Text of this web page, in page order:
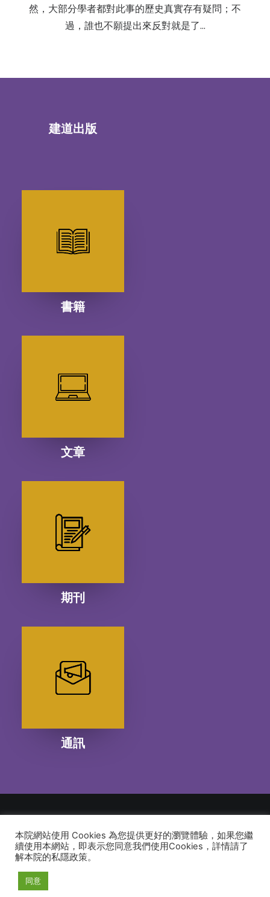
然，大部分學者都對此事的歷史真實存有疑問；不
過，誰也不願提出來反對就是了…
建道出版
書籍
文章
期刊
通訊
© 2026 建道神學院Alliance Bible Seminary. All rights reserved
本院網站使用 Cookies 為您提供更好的瀏覽體驗，如果您繼
續使用本網站，即表示您同意我們使用Cookies，詳情請了
解本院的私隱政策。
同意